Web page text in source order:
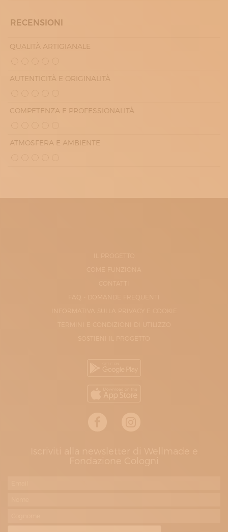
RECENSIONI
QUALITÀ ARTIGIANALE
AUTENTICITÀ E ORIGINALITÀ
COMPETENZA E PROFESSIONALITÀ
ATMOSFERA E AMBIENTE